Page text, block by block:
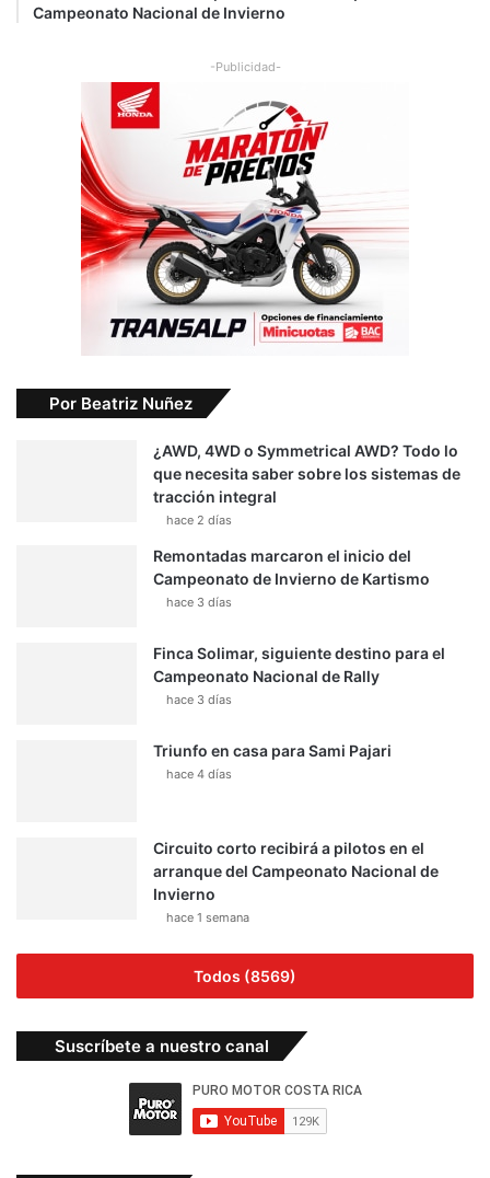
Campeonato Nacional de Invierno
-Publicidad-
Por Beatriz Nuñez
¿AWD, 4WD o Symmetrical AWD? Todo lo
que necesita saber sobre los sistemas de
tracción integral
hace 2 días
Remontadas marcaron el inicio del
Campeonato de Invierno de Kartismo
hace 3 días
Finca Solimar, siguiente destino para el
Campeonato Nacional de Rally
hace 3 días
Triunfo en casa para Sami Pajari
hace 4 días
Circuito corto recibirá a pilotos en el
arranque del Campeonato Nacional de
Invierno
hace 1 semana
Todos (8569)
Suscríbete a nuestro canal